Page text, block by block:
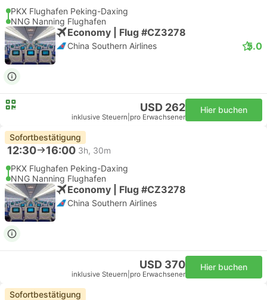
PKX Flughafen Peking-Daxing
NNG Nanning Flughafen
Economy | Flug #CZ3278
China Southern Airlines 5.0
USD 262
inklusive Steuern pro Erwachsener
Hier buchen
Sofortbestätigung
12:30 16:00 3h, 30m
PKX Flughafen Peking-Daxing
NNG Nanning Flughafen
Economy | Flug #CZ3278
China Southern Airlines
USD 370
inklusive Steuern pro Erwachsener
Hier buchen
Sofortbestätigung